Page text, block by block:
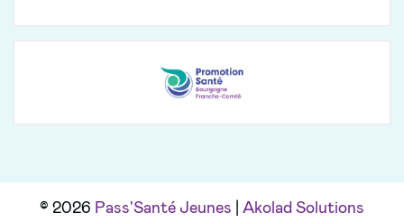
© 2026 Pass'Santé Jeunes Akolad Solutions